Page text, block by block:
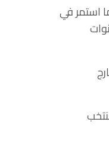
استمر في